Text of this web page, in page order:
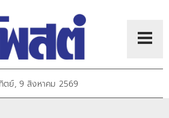
ตย์, 9 สิงหาคม 2569